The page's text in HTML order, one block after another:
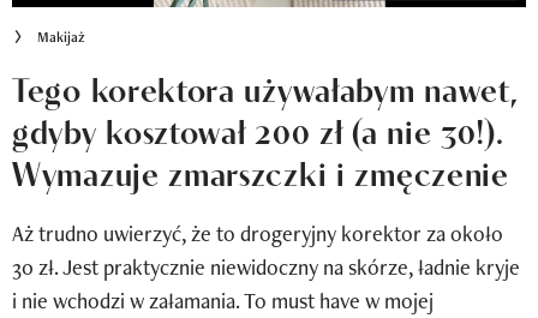
Newsy
Newsletter
Wizaz Summer Influ School
Mój profil / Zarejestruj się
Makijaż
Tego korektora używałabym nawet,
gdyby kosztował 200 zł (a nie 30!).
Wymazuje zmarszczki i zmęczenie
Aż trudno uwierzyć, że to drogeryjny korektor za około
30 zł. Jest praktycznie niewidoczny na skórze, ładnie kryje
i nie wchodzi w załamania. To must have w mojej